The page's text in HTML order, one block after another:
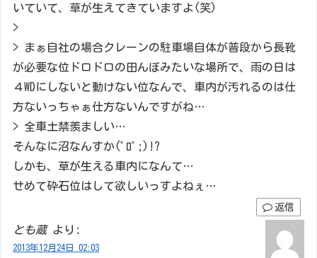
いていて、草が生えてきていますよ(笑)
>
> まぁ自社の場合クレーンの駐車場自体が普段から長靴
が必要な位ドロドロの田んぼみたいな場所で、雨の日は
４WDにしないと動けない位なんで、車内が汚れるのは仕
方ないっちゃぁ仕方ないんですがね…
> 全車土禁羨ましい…
そんなに沼なんすか(ﾟﾛﾟ;)!?
しかも、草が生える車内になんて…
せめて砕石位はして欲しいっすよねぇ…
返信
とも蔵 より:
2013年12月24日 02:03